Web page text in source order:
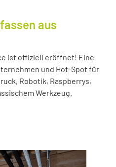
aus
ist offiziell eröffnet! Eine
und Hot-Spot für
Robotik, Raspberrys,
Werkzeug.